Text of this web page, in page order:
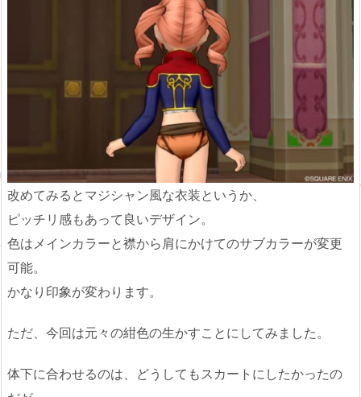
改めてみるとマジシャン風な衣装というか、
ピッチリ感もあって良いデザイン。
色はメインカラーと襟から肩にかけてのサブカラーが変更
可能。
かなり印象が変わります。
ただ、今回は元々の紺色の生かすことにしてみました。
体下に合わせるのは、どうしてもスカートにしたかったの